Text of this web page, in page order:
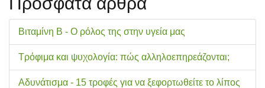
Βιταμίνη Β - Ο ρόλος της στην υγεία μας
Τρόφιμα και ψυχολογία: πώς αλληλοεπηρεάζονται;
Αδυνάτισμα - 15 τροφές για να ξεφορτωθείτε το λίπος